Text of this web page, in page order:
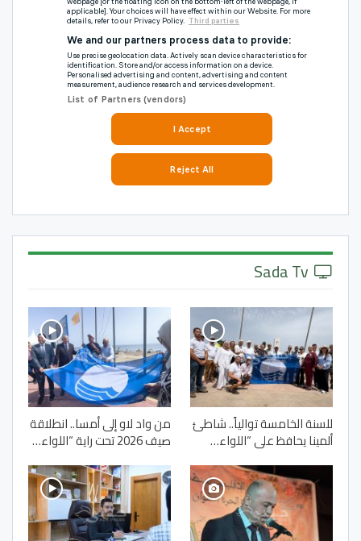
للسنة الخامسة توالياً.. شاطئ
ألمينا يحافظ على “اللواء…
من واد لاو إلى أمسا.. انطلاقة
صيف 2026 تحت راية “اللواء…